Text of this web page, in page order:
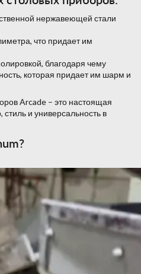
нержавеющей стали
что придает им
благодаря чему
которая придает им шарм и
Arcade – это настоящая
и универсальность в